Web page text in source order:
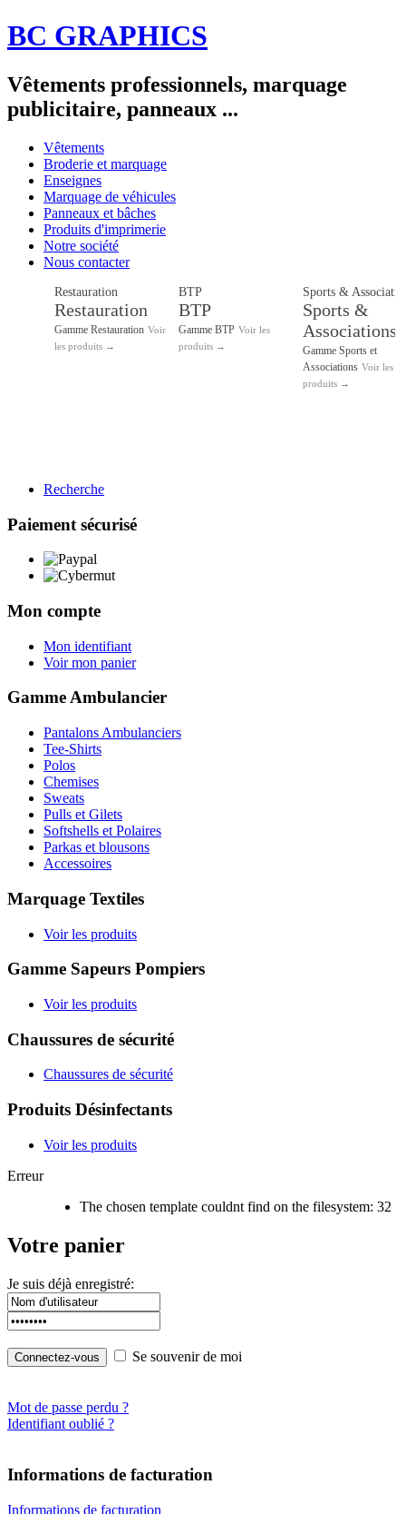
BC GRAPHICS
Vêtements professionnels, marquage
publicitaire, panneaux ...
Vêtements
Broderie et marquage
Enseignes
Marquage de véhicules
Panneaux et bâches
Produits d'imprimerie
Notre société
Nous contacter
Restauration
Restauration
Gamme Restauration Voir
les produits →
BTP
BTP
Gamme BTP Voir les
produits →
Sports &
Sports &
Associations
Gamme Sports et
Associations Voir les
produits →
Recherche
Paiement sécurisé
Mon compte
Mon identifiant
Voir mon panier
Gamme Ambulancier
Pantalons Ambulanciers
Tee-Shirts
Polos
Chemises
Sweats
Pulls et Gilets
Softshells et Polaires
Parkas et blousons
Accessoires
Marquage Textiles
Voir les produits
Gamme Sapeurs Pompiers
Voir les produits
Chaussures de sécurité
Chaussures de sécurité
Produits Désinfectants
Voir les produits
Erreur
The chosen template couldnt find on the filesystem: 32
Votre panier
Je suis déjà enregistré:
Se souvenir de moi
Mot de passe perdu ?
Identifiant oublié ?
Informations de facturation
Informations de facturation